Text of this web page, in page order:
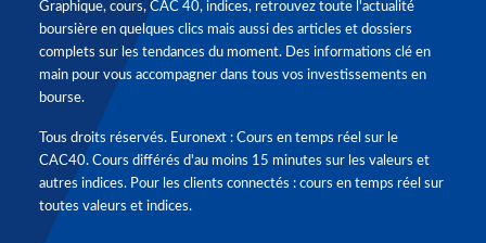
Graphique, cours, CAC 40, indices, retrouvez toute l'actualité
boursière en quelques clics mais aussi des articles et dossiers
complets sur les tendances du moment. Des informations clé en
main pour vous accompagner dans tous vos investissements en
bourse.
Tous droits réservés. Euronext : Cours en temps réel sur le
CAC40. Cours différés d'au moins 15 minutes sur les valeurs et
autres indices. Pour les clients connectés : cours en temps réel sur
toutes valeurs et indices.